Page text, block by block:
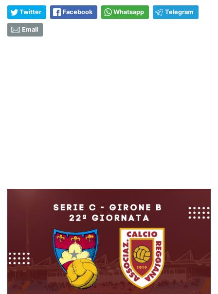
Twitter Facebook Whatsapp Telegram
Email